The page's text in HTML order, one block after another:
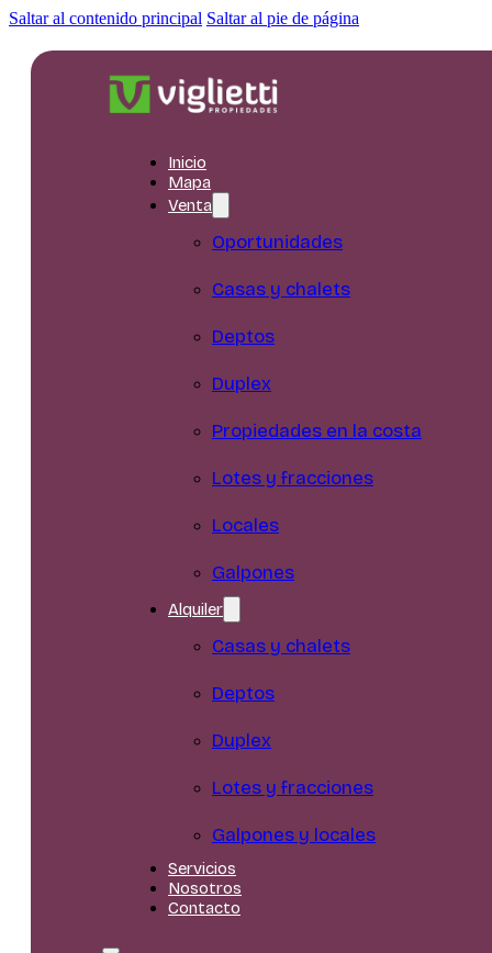
Saltar al contenido principal Saltar al pie de página
Inicio
Mapa
Venta
Oportunidades
Casas y chalets
Deptos
Duplex
Propiedades en la costa
Lotes y fracciones
Locales
Galpones
Alquiler
Casas y chalets
Deptos
Duplex
Lotes y fracciones
Galpones y locales
Servicios
Nosotros
Contacto